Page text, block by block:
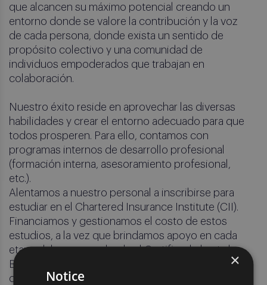
que alcancen su máximo potencial creando un
entorno donde se valore la contribución y la voz
de cada persona, donde exista un sentido de
propósito colectivo y una comunidad de
individuos empoderados que trabajan en
colaboración.
Nuestro éxito reside en aprovechar las diversas
habilidades y crear el entorno adecuado para que
todos prosperen. Para ello, contamos con
programas internos de desarrollo profesional
(formación interna, asesoramiento profesional,
etc.).
Alentamos a nuestro personal a inscribirse para
estudiar en el Chartered Insurance Institute (CII).
Financiamos y gestionamos el costo de estos
estudios, a la vez que brindamos apoyo en cada
etapa del proceso, desde el Certificado hasta la
Beca (equivalente a un Máster). También
colaboramos con diversos proveedores de
×
Notice